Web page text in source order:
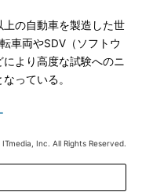
の自動車を製造した世
車両やSDV（ソフトウ
より高度な試験へのニ
っている。
Inc. All Rights Reserved.